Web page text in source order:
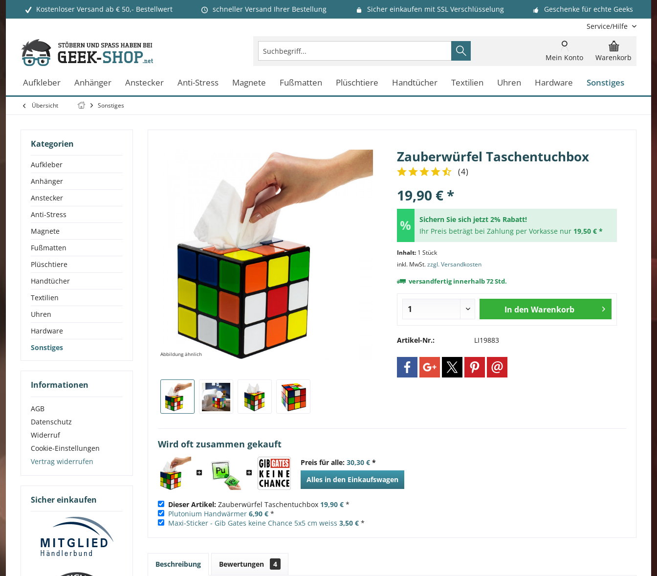
Kostenloser Versand ab € 50,- Bestellwert schneller Versand Ihrer Bestellung Sicher einkaufen mit SSL Verschlüsselung
Geschenke für echte Geeks
Service/Hilfe
Warenkorb
Mein Konto
Aufkleber Anhänger Anstecker Anti-Stress Magnete Fußmatten Plüschtiere Handtücher Textilien Uhren Hardware Sonstiges
Übersicht Sonstiges
Kategorien
Aufkleber
Anhänger
Anstecker
Anti-Stress
Magnete
Fußmatten
Plüschtiere
Handtücher
Textilien
Uhren
Hardware
Sonstiges
Informationen
AGB
Datenschutz
Widerruf
Cookie-Einstellungen
Vertrag widerrufen
Sicher einkaufen
Abbildung ähnlich
Zauberwürfel Taschentuchbox
(4)
19,90 € *
Sichern Sie sich jetzt 2% Rabatt!
Ihr Preis beträgt bei Zahlung per Vorkasse nur 19,50 € *
Inhalt: 1 Stück
inkl. MwSt.zzgl. Versandkosten
versandfertig innerhalb 72 Std.
In den Warenkorb
Artikel-Nr.: LI19883
Wird oft zusammen gekauft
Preis für alle: 30,30 € *
Alles in den Einkaufswagen
Dieser Artikel: Zauberwürfel Taschentuchbox 19,90 € *
Plutonium Handwärmer 6,90 € *
Maxi-Sticker - Gib Gates keine Chance 5x5 cm weiss 3,50 € *
Beschreibung Bewertungen 4